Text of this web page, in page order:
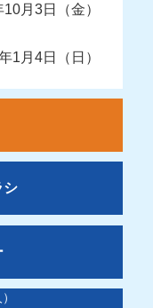
月3日（金）
1月4日（日）
シ